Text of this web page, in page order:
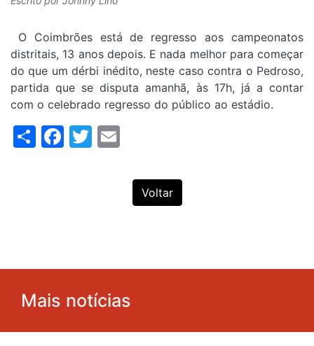
O Coimbrões está de regresso aos campeonatos
distritais, 13 anos depois. E nada melhor para começar
do que um dérbi inédito, neste caso contra o Pedroso,
partida que se disputa amanhã, às 17h, já a contar
com o celebrado regresso do público ao estádio.
ShareFacebook
Twitter
Voltar
Mais notícias